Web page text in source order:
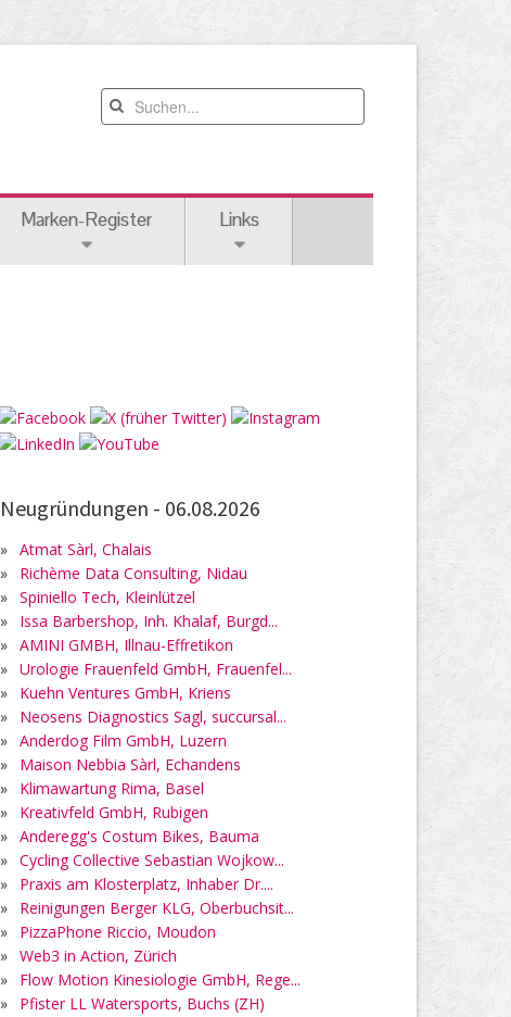
Marken-Register Links
Neugründungen - 06.08.2026
» Atmat Sàrl, Chalais
»
Richème Data Consulting, Nidau
» Spiniello Tech, Kleinlützel
»
Issa Barbershop, Inh. Khalaf, Burgd...
» AMINI GMBH, Illnau-Effretikon
» Urologie Frauenfeld GmbH, Frauenfel...
»
Kuehn Ventures GmbH, Kriens
»
Neosens Diagnostics Sagl, succursal...
» Anderdog Film GmbH, Luzern
»
Maison Nebbia Sàrl, Echandens
»
Klimawartung Rima, Basel
»
Kreativfeld GmbH, Rubigen
» Anderegg's Costum Bikes, Bauma
» Cycling Collective Sebastian Wojkow...
»
Praxis am Klosterplatz, Inhaber Dr....
»
Reinigungen Berger KLG, Oberbuchsit...
»
PizzaPhone Riccio, Moudon
» Web3 in Action, Zürich
»
Flow Motion Kinesiologie GmbH, Rege...
»
Pfister LL Watersports, Buchs (ZH)